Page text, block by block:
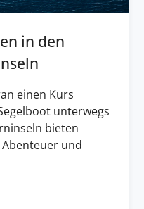
in den
einen Kurs
unterwegs
bieten
und